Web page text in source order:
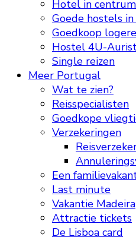
Hotel in centrum
Goede hostels in
Goedkoop
Hostel 4U-
Single reizen
Meer Portugal
Wat te zien?
Reisspecialisten
Goedkope
Verzekeringen
Een
Last minute
Vakantie Madeira
Attractie tickets
De Lisboa card